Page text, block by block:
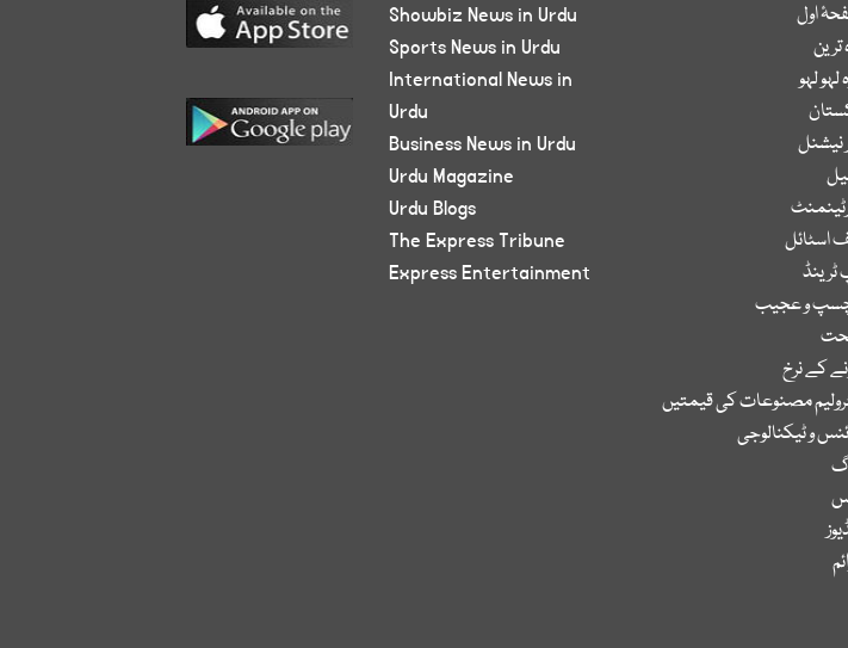
اول
ترین
لہو لہو
نیشنل
اسٹائل
ٹرینڈ
و عجیب
کے نرخ
مصنوعات کی قیمتیں
و ٹیکنالوجی
Showbiz News in Urdu
Sports News in Urdu
International News in
Urdu
Business News in Urdu
Urdu Magazine
Urdu Blogs
The Express Tribune
Express Entertainment